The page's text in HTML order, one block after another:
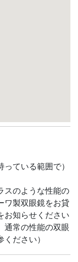
ている範囲で）
のような性能の
ワ製双眼鏡をお貸
お知らせください
通常の性能の双眼
ださい）